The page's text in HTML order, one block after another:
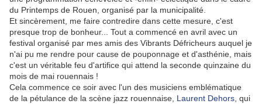
du Printemps de Rouen, organisé par la municipalité.
Et sincèrement, me faire contredire dans cette mesure, c'est
presque trop de bonheur... Tout a commencé en avril avec un
festival organisé par mes amis des Vibrants Défricheurs auquel je
n'ai pu me rendre pour cause de pouponnage et d'asthénie, mais
c'est un véritable feu d'artifice qui attend la seconde quinzaine du
mois de mai rouennais !
Cela commence ce soir avec l'un des musiciens emblématique
de la pétulance de la scène jazz rouennaise, Laurent Dehors , qui